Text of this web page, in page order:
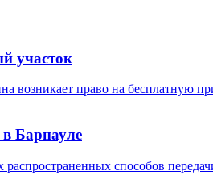
участок
возникает право на бесплатную
Барнауле
способов